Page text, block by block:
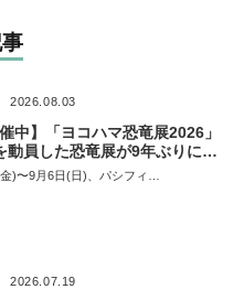
2026.08.03
中】「ヨコハマ恐竜展2026」
動員した恐竜展が9年ぶりに復
おでかけで楽しむポイントを
)〜9月6日(日)、パシフィ…
2026.07.19